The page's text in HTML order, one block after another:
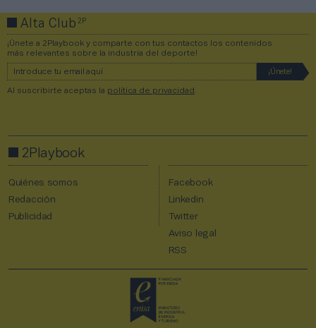
Alta Club2P
¡Únete a 2Playbook y comparte con tus contactos los contenidos
más relevantes sobre la industria del deporte!
Al suscribirte aceptas la política de privacidad
2Playbook
Quiénes somos
Redacción
Publicidad
Facebook
Linkedin
Twitter
Aviso legal
RSS